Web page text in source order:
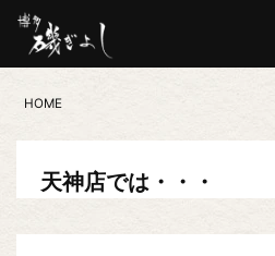
HOME
天神店では・・・